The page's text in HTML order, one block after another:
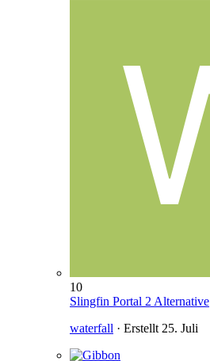
10
Slingfin Portal 2 Alternative
waterfall · Erstellt 25. Juli